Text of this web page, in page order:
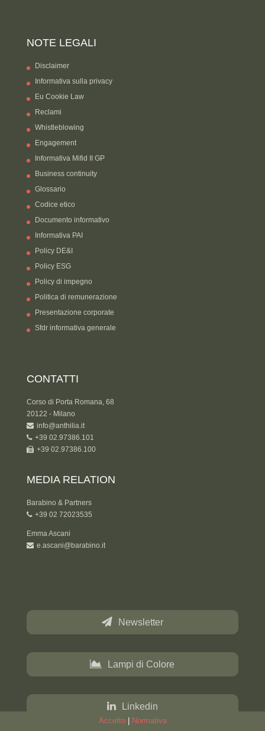
NOTE LEGALI
Disclaimer
Informativa sulla privacy
Eu Cookie Law
Reclami
Whistleblowing
Engagement
Informativa Mifid II GP
Business continuity
Glossario
Codice etico
Documento informativo
Informativa PAI
Policy DE&I
Policy ESG
Policy di impegno
Politica di remunerazione
Presentazione corporate
Sfdr informativa generale
CONTATTI
Corso di Porta Romana, 68
20122 - Milano
info@anthilia.it
+39 02.97386.101
+39 02.97386.100
MEDIA RELATION
Barabino & Partners
+39 02 72023535
Emma Ascani
e.ascani@barabino.it
Newsletter
Lampi di Colore
Linkedin
Accetto|
Normativa